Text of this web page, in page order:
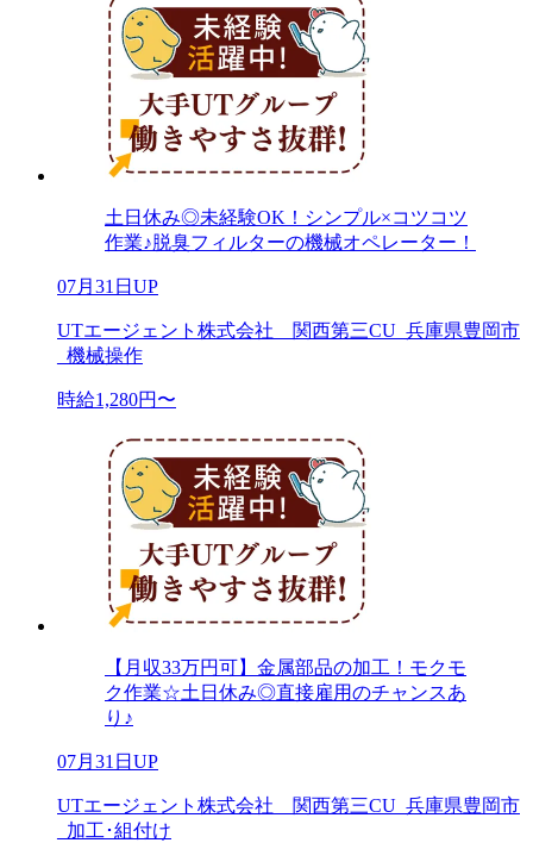
土日休み◎未経験OK！シンプル×コツコツ
作業♪脱臭フィルターの機械オペレーター！
07月31日UP
UTエージェント株式会社 関西第三CU_兵庫県豊岡市
_機械操作
時給1,280円〜
【月収33万円可】金属部品の加工！モクモ
ク作業☆土日休み◎直接雇用のチャンスあ
り♪
07月31日UP
UTエージェント株式会社 関西第三CU_兵庫県豊岡市
_加工･組付け